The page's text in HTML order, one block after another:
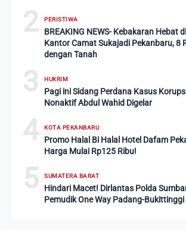
2 PERISTIWA
BREAKING NEWS- Kebakaran Hebat
Kantor Camat Sukajadi Pekanbaru, 8
dengan Tanah
3 HUKRIM
Pagi ini Sidang Perdana Kasus
Nonaktif Abdul Wahid Digelar
4 KOTA PEKANBARU
Promo Halal Bi Halal Hotel Dafam
Harga Mulai Rp125 Ribu!
5 SUMATERA BARAT
Hindari Macet! Dirlantas Polda
Pemudik One Way Padang-Bukittinggi